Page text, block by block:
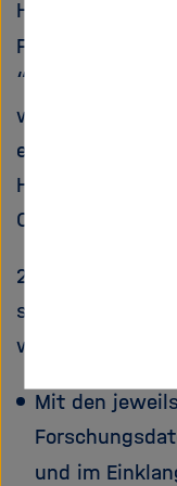
Helmholtz-
Forschungsdaten
“Leitlinien zur
entsprechende
Helmholtz-
Orientierung.
2.1 Die
sicher, dass
werden:
Mit den
und im